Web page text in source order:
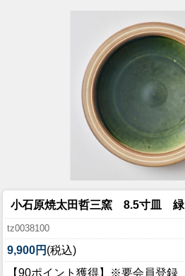
小石原焼太田哲三窯 8.5寸皿 緑
tz0038100
9,900円 (税込)
【90ポイント獲得】※要会員登録